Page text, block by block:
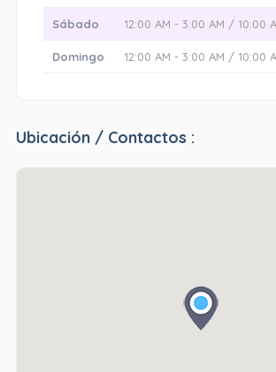
Sábado 12:00 AM - 3:00 AM / 10:00
Domingo 12:00 AM - 3:00 AM / 10:00
Ubicación / Contactos :